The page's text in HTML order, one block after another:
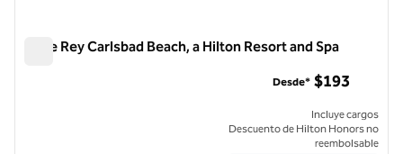
Cape Rey Carlsbad Beach, a Hilton Resort and Spa
Desde* $193
Incluye cargos
Descuento de Hilton Honors no
reembolsable